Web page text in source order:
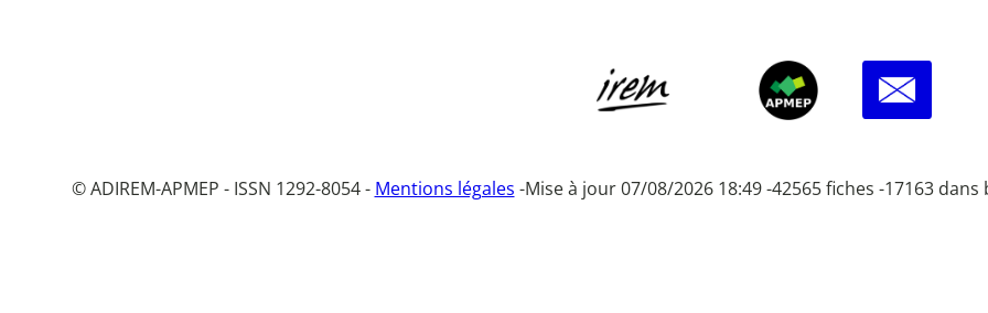
© ADIREM-APMEP - ISSN 1292-8054 - Mentions légales -Mise à jour 07/08/2026 18:49 -42565 fiches -17163